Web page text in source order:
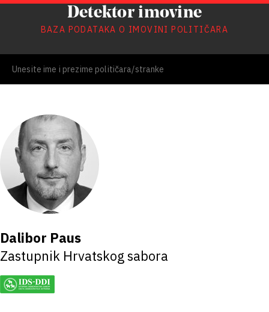
Detektor imovine
BAZA PODATAKA O IMOVINI POLITIČARA
Dalibor Paus
Zastupnik Hrvatskog sabora